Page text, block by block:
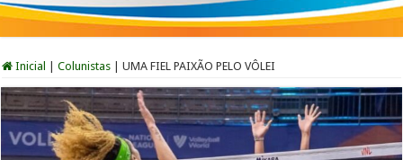
Inicial Colunistas UMA FIEL PAIXÃO PELO VÔLEI